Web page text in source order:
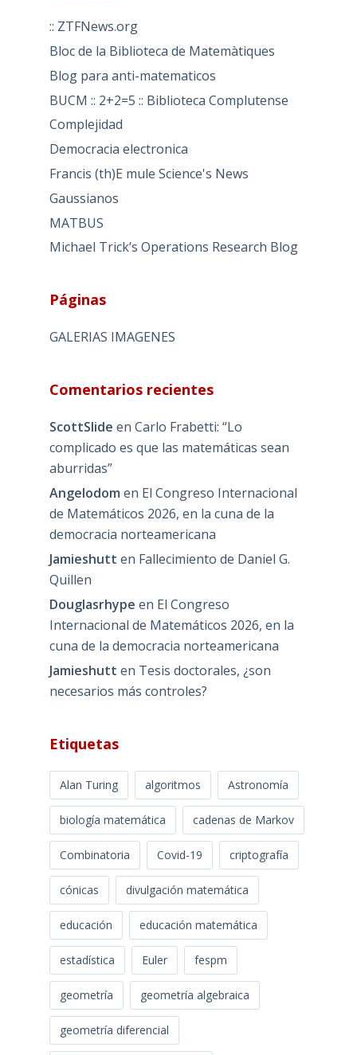
:: ZTFNews.org
Bloc de la Biblioteca de Matemàtiques
Blog para anti-matematicos
BUCM :: 2+2=5 :: Biblioteca Complutense
Complejidad
Democracia electronica
Francis (th)E mule Science's News
Gaussianos
MATBUS
Michael Trick’s Operations Research Blog
Páginas
GALERIAS IMAGENES
Comentarios recientes
ScottSlide en Carlo Frabetti: “Lo
complicado es que las matemáticas sean
aburridas”
Angelodom en El Congreso Internacional
de Matemáticos 2026, en la cuna de la
democracia norteamericana
Jamieshutt en Fallecimiento de Daniel G.
Quillen
Douglasrhype en El Congreso
Internacional de Matemáticos 2026, en la
cuna de la democracia norteamericana
Jamieshutt en Tesis doctorales, ¿son
necesarios más controles?
Etiquetas
Alan Turing algoritmos Astronomía
biología matemática cadenas de Markov
Combinatoria Covid-19 criptografía
cónicas divulgación matemática
educación educación matemática
estadística Euler fespm
geometría geometría algebraica
geometría diferencial